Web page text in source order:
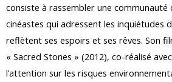
consiste à rassembler une communauté
cinéastes qui adressent les inquiétudes
reflètent ses espoirs et ses rêves. Son
« Sacred Stones » (2012), co-réalisé
l’attention sur les risques